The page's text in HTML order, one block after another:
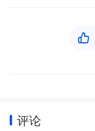

评论